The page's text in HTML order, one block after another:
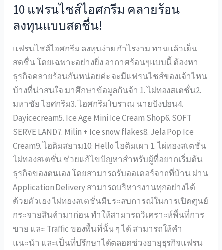
10 แฟรนไชส์ไอศกรีม คลายร้อน
ลงทุนแบบสดชื่น!
แฟรนไชส์ไอศกรีม ลงทุนง่าย กำไรงาม ทานแล้วเย็น
สดชื่น โดยเฉพาะอย่างยิ่ง อากาศร้อนๆแบบนี้ ต้องหา
ธุรกิจคลายร้อนกันหน่อยค่ะ จะมีแฟรนไชส์ของเจ้าไหน
บ้างที่น่าสนใจ มาศึกษาข้อมูลกันจ้า 1. ไผ่ทองสเตชั่น2.
มหาชัย ไอศกรีม3. ไอศกรีมโบราณ นายปังปอน4.
Dayicecream5. Ice Age Mini Ice Cream Shop6. SOFT
SERVE LAND7. Milin + Ice snow flakes8. Jela Pop Ice
Cream9. ไอติมสยาม10. Hello ไอติมเผา 1. ไผ่ทองสเตชั่น
ไผ่ทองสเตชั่น ช่วยแก้ไขปัญหาสำหรับผู้ที่อยากเริ่มต้น
ธุรกิจของตนเอง โดยสามารถรับออเดอร์จากที่บ้าน ผ่าน
Application Delivery สามารถบริหารงานทุกอย่างได้
ด้วยตัวเอง ไผ่ทองสเตชั่นมีประสบการณ์ในการเปิดศูนย์
กระจายสินค้ามาก่อน ทำให้สามารถวิเคราะห์พื้นที่การ
ขาย และ Traffic ของพื้นที่นั้น ๆ ได้ สามารถให้คำ
แนะนำ และเป็นที่ปรึกษาได้ตลอดช่วงอายุธุรกิจแฟรน
สดชื่น!